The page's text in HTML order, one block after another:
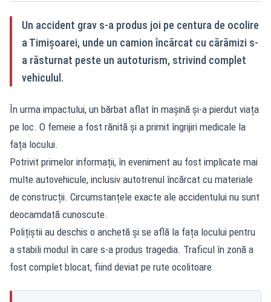
Un accident grav s-a produs joi pe centura de ocolire
a Timișoarei, unde un camion încărcat cu cărămizi s-
a răsturnat peste un autoturism, strivind complet
vehiculul.
În urma impactului, un bărbat aflat în mașină și-a pierdut viața
pe loc. O femeie a fost rănită și a primit îngrijiri medicale la
fața locului.
Potrivit primelor informații, în eveniment au fost implicate mai
multe autovehicule, inclusiv autotrenul încărcat cu materiale
de construcții. Circumstanțele exacte ale accidentului nu sunt
deocamdată cunoscute.
Polițiștii au deschis o anchetă și se află la fața locului pentru
a stabili modul în care s-a produs tragedia. Traficul în zonă a
fost complet blocat, fiind deviat pe rute ocolitoare.